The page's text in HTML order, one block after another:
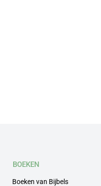
BOEKEN
Boeken van Bijbels